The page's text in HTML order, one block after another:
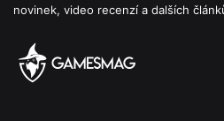
novinek, video recenzí a dalších